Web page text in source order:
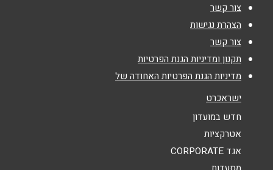
נושא*
אנא חזרו אלי בקשר ל...
צור קשר
הצהרת נגישות
צור קשר
תקנון ומדיניות הגנת הפרטיות
מדיניות הגנת הפרטיות האחודה של
ישראכרט
חדש במועדון
אטרקציות
אגד CORPORATE